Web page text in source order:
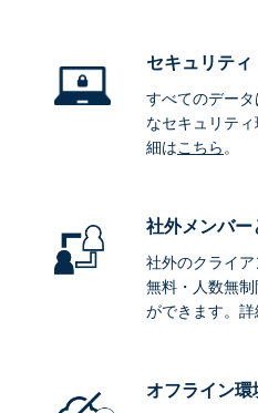
セキュリティ
すべてのデー
なセキュリテ
細はこちら。
社外メンバ
社外のクライ
無料・人数無
ができます。詳
オフライン環